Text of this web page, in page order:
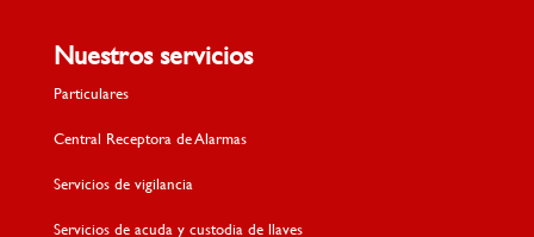
Nuestros servicios
Particulares
Central Receptora de Alarmas
Servicios de vigilancia
Servicios de acuda y custodia de llaves